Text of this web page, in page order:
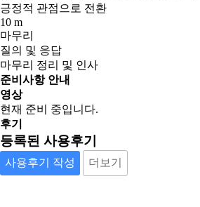
긍정적 관점으로 전환
10 m
마무리
질의 및 응답
마무리 정리 및 인사
준비사항 안내
영상
현재 준비 중입니다.
후기
등록된 사용후기
사용후기 작성 더보기